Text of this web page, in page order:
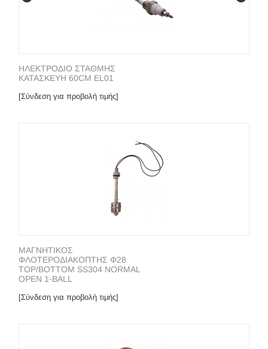
ΗΛΕΚΤΡΟΔΙΟ ΣΤΑΘΜΗΣ
ΚΑΤΑΣΚΕΥΗ 60CM EL01
[Σύνδεση για προβολή τιμής]
ΜΑΓΝΗΤΙΚΟΣ
ΦΛΟΤΕΡΟΔΙΑΚΟΠΤΗΣ Φ28
TOP/BOTTOM SS304 NORMAL
OPEN 1-BALL
[Σύνδεση για προβολή τιμής]